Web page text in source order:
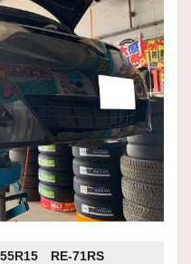
55R15 RE-71RS